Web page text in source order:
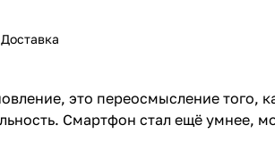
Доставка
это переосмысление того,
Смартфон стал ещё умнее,